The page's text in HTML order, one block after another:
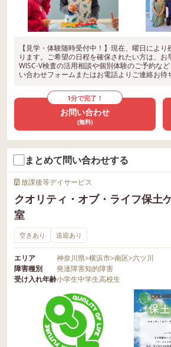
【見学・体験随時受付中！】現在、曜日によ
ります。ご希望の日程を確保されたい方は、お
WISC-V検査の活用相談や個別体験のご予約な
い合わせフォームまたはお電話よりご連絡お待
1分で完了！
お問い合わせ
(無料)
まとめて問い合わせする
放課後等デイサービス
クオリティ・オブ・ライフ保土
室
空きあり 送迎あり
エリア 神奈川県>横浜市>南区>六ツ川
障害種別
発達障害知的障害
受け入れ年齢小学生中学生高校生